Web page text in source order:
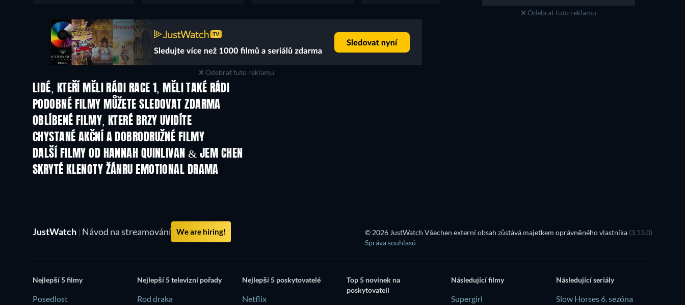
Odebrat tuto reklamu
Odebrat tuto reklamu
LIDÉ, KTEŘÍ MĚLI RÁDI RACE 1, MĚLI TAKÉ RÁDI
PODOBNÉ FILMY MŮŽETE SLEDOVAT ZDARMA
OBLÍBENÉ FILMY, KTERÉ BRZY UVIDÍTE
CHYSTANÉ AKČNÍ A DOBRODRUŽNÉ FILMY
DALŠÍ FILMY OD HANNAH QUINLIVAN & JEM CHEN
SKRYTÉ KLENOTY ŽÁNRU EMOTIONAL DRAMA
JustWatch | Návod na streamování We are hiring! © 2026 JustWatch Všechen externí obsah zůstává majetkem oprávněného vlastníka (3.13.0)
Správa souhlasů
Nejlepší 5 filmy
Posedlost
Nejlepší 5 televizní pořady
Rod draka
Nejlepší 5 poskytovatelé
Netflix
Top 5 novinek na
poskytovateli
Následující filmy
Supergirl
Následující seriály
Slow Horses 6. sezóna